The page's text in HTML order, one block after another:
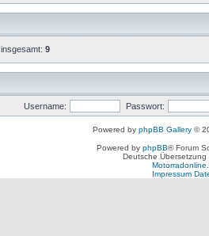
9
Username: Passwort:
Powered by phpBB Gallery©
Powered by phpBB® Forum
Deutsche Übersetzung
Impressum